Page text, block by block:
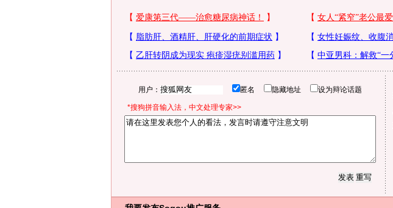
用户： 匿名 隐藏地址 设为辩论话题
*搜狗拼音输入法，中文处理专家>>